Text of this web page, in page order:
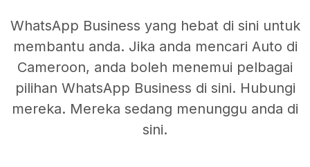
WhatsApp Business yang hebat di sini untuk
membantu anda. Jika anda mencari Auto di
Cameroon, anda boleh menemui pelbagai
pilihan WhatsApp Business di sini. Hubungi
mereka. Mereka sedang menunggu anda di
sini.